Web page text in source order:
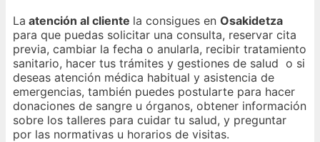
La atención al cliente la consigues en Osakidetza
para que puedas solicitar una consulta, reservar cita
previa, cambiar la fecha o anularla, recibir tratamiento
sanitario, hacer tus trámites y gestiones de salud o si
deseas atención médica habitual y asistencia de
emergencias, también puedes postularte para hacer
donaciones de sangre u órganos, obtener información
sobre los talleres para cuidar tu salud, y preguntar
por las normativas u horarios de visitas.